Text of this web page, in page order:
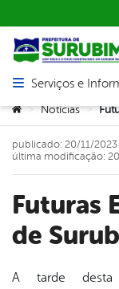
Abrir menu
Serviços e
Você está aqui:
> Notícias >
Futuras Empreendedoras
de
publicado: 20/11/2023
última modificação:
A tarde desta